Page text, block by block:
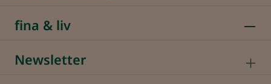
fina & liv
Newsletter